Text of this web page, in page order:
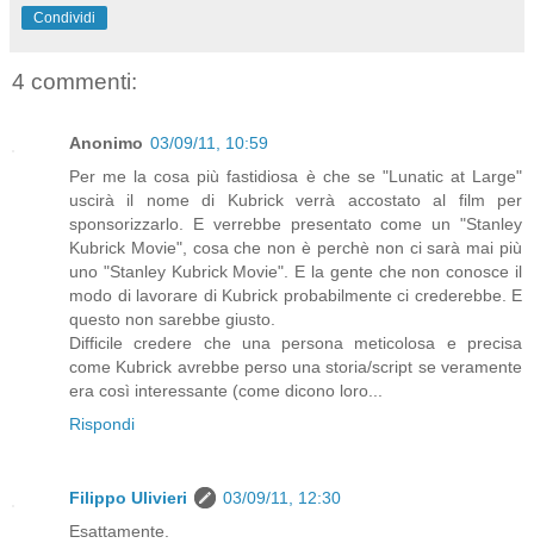
Condividi
4 commenti:
Anonimo 03/09/11, 10:59
Per me la cosa più fastidiosa è che se "Lunatic at Large"
uscirà il nome di Kubrick verrà accostato al film per
sponsorizzarlo. E verrebbe presentato come un "Stanley
Kubrick Movie", cosa che non è perchè non ci sarà mai più
uno "Stanley Kubrick Movie". E la gente che non conosce il
modo di lavorare di Kubrick probabilmente ci crederebbe. E
questo non sarebbe giusto.
Difficile credere che una persona meticolosa e precisa
come Kubrick avrebbe perso una storia/script se veramente
era così interessante (come dicono loro...
Rispondi
Filippo Ulivieri
03/09/11, 12:30
Esattamente.